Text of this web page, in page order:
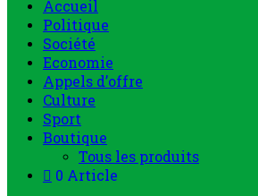
Accueil
Politique
Société
Economie
Appels d’offre
Culture
Sport
Boutique
Tous les produits
0 Article